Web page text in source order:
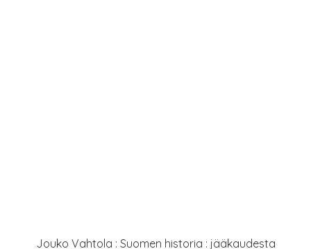
Jouko Vahtola : Suomen historia : jääkaudesta